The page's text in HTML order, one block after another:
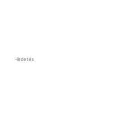
Hirdetés